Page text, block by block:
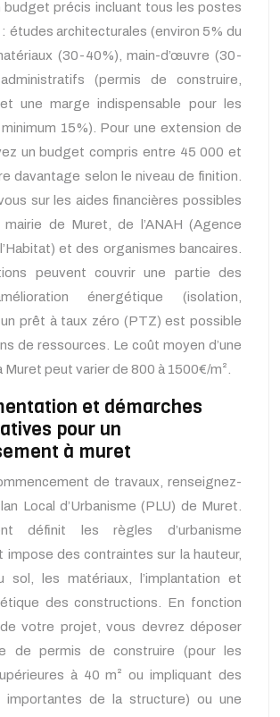
budget précis incluant tous les postes
études architecturales (environ 5% du
(30-40%), main-d’œuvre (30-
(permis de construire,
une marge indispensable pour les
15%). Pour une extension de
un budget compris entre 45 000 et
davantage selon le niveau de finition.
sur les aides financières possibles
de Muret, de l’ANAH (Agence
et des organismes bancaires.
peuvent couvrir une partie des
énergétique (isolation,
prêt à taux zéro (PTZ) est possible
de ressources. Le coût moyen d’une
Muret peut varier de 800 à 1500€/m².
et démarches
pour un
à muret
de travaux, renseignez-
Local d’Urbanisme (PLU) de Muret.
définit les règles d’urbanisme
impose des contraintes sur la hauteur,
sol, les matériaux, l’implantation et
des constructions. En fonction
de votre projet, vous devrez déposer
de permis de construire (pour les
à 40 m² ou impliquant des
importantes de la structure) ou une